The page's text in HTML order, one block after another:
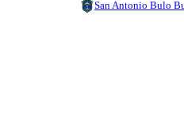
San Antonio Bulo